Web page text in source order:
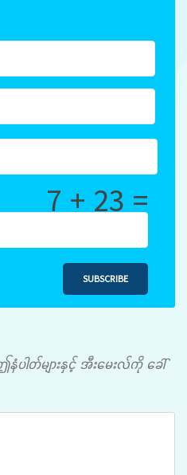
7 + 23 =
SUBSCRIBE
ပါတ်များနှင့် အီးမေးလ်ကို ခေါ်